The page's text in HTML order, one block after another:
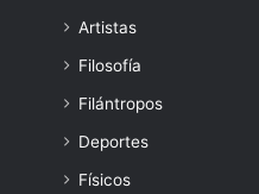
Artistas
Filosofía
Filántropos
Deportes
Físicos